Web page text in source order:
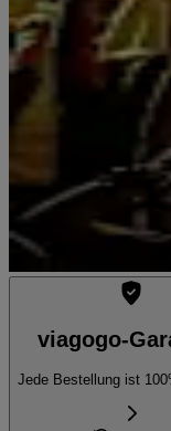
viagogo-
Jede Bestellung ist